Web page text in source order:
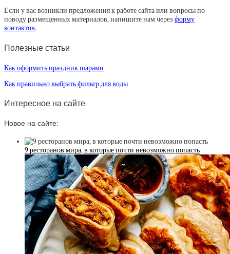
Если у вас возникли предложения к работе сайта или вопросы по
поводу размещенных материалов, напишите нам через форму
контактов.
Полезные статьи
Как оформить праздник шарами
Как правильно выбрать фильтр для воды
Интересное на сайте
Новое на сайте:
9 ресторанов мира, в которые почти невозможно попасть